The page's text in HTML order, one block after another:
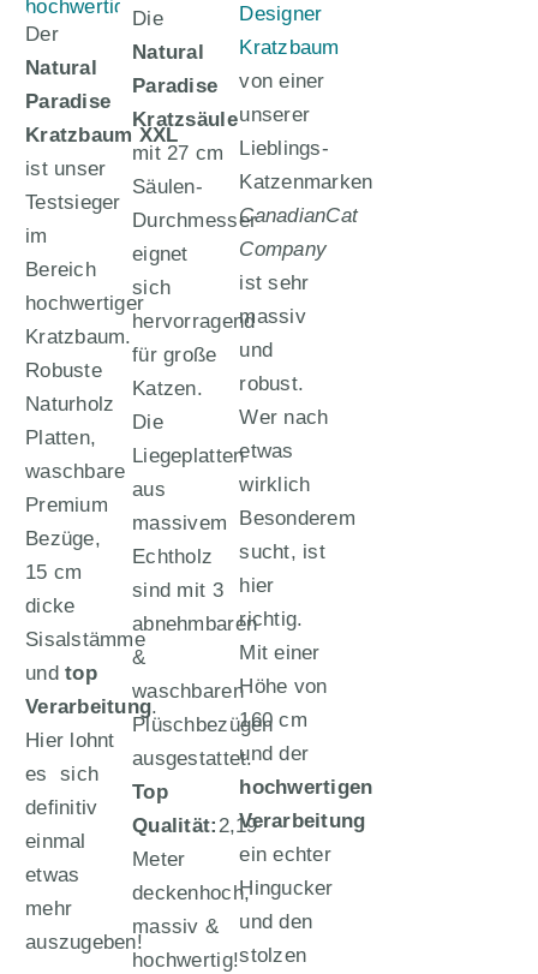
Der
Natural
Paradise
Kratzbaum XXL
ist unser
Testsieger
im
Bereich
hochwertiger
Kratzbaum.
Robuste
Naturholz
Platten,
waschbare
Premium
Bezüge,
15 cm
dicke
Sisalstämme
undtop
Verarbeitung.
Hier lohnt
es sich
definitiv
einmal
etwas
mehr
auszugeben!
Die
Natural
Paradise
Kratzsäule
mit 27 cm
Säulen-
Durchmesser
eignet
sich
hervorragend
für große
Katzen.
Die
Liegeplatten
aus
massivem
Echtholz
sind mit 3
abnehmbaren
&
waschbaren
Plüschbezügen
ausgestattet.
Top
Qualität:2,19
Meter
deckenhoch,
massiv &
hochwertig!
Designer
Kratzbaum
von einer
unserer
Lieblings-
Katzenmarken
CanadianCat
Company
ist sehr
massiv
und
robust.
Wer nach
etwas
wirklich
Besonderem
sucht, ist
hier
richtig.
Mit einer
Höhe von
160 cm
und der
hochwertigen
Verarbeitung
ein echter
Hingucker
und den
stolzen